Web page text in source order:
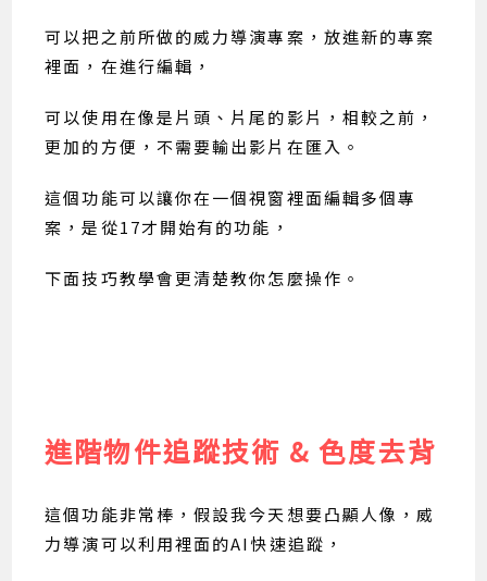
可以把之前所做的威力導演專案，放進新的專案
裡面，在進行編輯，
可以使用在像是片頭、片尾的影片，相較之前，
更加的方便，不需要輸出影片在匯入。
這個功能可以讓你在一個視窗裡面編輯多個專
案，是從17才開始有的功能，
下面技巧教學會更清楚教你怎麼操作。
進階物件追蹤技術 & 色度去背
這個功能非常棒，假設我今天想要凸顯人像，威
力導演可以利用裡面的AI快速追蹤，